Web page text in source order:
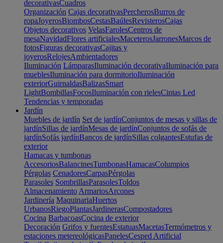
decorativasCuadros
Organización Cajas decorativasPercherosBurros de
ropaJoyerosBiombosCestasBaúlesRevisterosCajas
Objetos decorativos VelasFarolesCentros de
mesaNavidadFlores artificialesMaceterosJarronesMarcos de
fotosFiguras decorativasCajitas y
joyerosRelojesAmbientadores
Iluminación LámparasIluminación decorativaIluminación para
mueblesIluminación para dormitorioIluminación
exteriorGuirnaldasBalizasSmart
LightBombillasFocosIluminación con rielesCintas Led
Tendencias y temporadas
Jardín
Muebles de jardín Set de jardínConjuntos de mesas y sillas de
jardínSillas de jardínMesas de jardínConjuntos de sofás de
jardínSofás jardínBancos de jardínSillas colgantesEstufas de
exterior
Hamacas y tumbonas
AccesoriosBalancinesTumbonasHamacasColumpios
Pérgolas CenadoresCarpasPérgolas
Parasoles SombrillasParasolesToldos
Almacenamiento ArmariosArcones
Jardinería MaquinariaHuertos
UrbanosRiegoPlantasJardinerasCompostadores
Cocina BarbacoasCocina de exterior
Decoración Grifos y fuentesEstatuasMacetasTermómetros y
estaciones metereológicasPanelesCesped Artificial